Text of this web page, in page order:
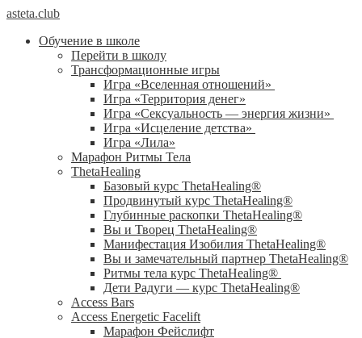
asteta.club
Обучение в школе
Перейти в школу
Трансформационные игры
Игра «Вселенная отношений»
Игра «Территория денег»
Игра «Сексуальность — энергия жизни»
Игра «Исцеление детства»
Игра «Лила»
Марафон Ритмы Тела
ThetaHealing
Базовый курс ThetaHealing®
Продвинутый курс ThetaHealing®
Глубинные раскопки ThetaHealing®
Вы и Творец ThetaHealing®
Манифестация Изобилия ThetaHealing®
Вы и замечательный партнер ThetaHealing®
Ритмы тела курс ThetaHealing®
Дети Радуги — курс ThetaHealing®
Access Bars
Access Energetic Facelift
Марафон Фейслифт